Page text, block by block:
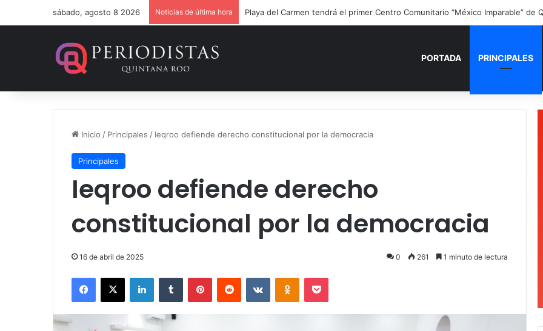
sábado, agosto 8 2026 Noticias de última hora Un verano para recordar: niñas y niños cierran con alegría el curso “Aventuras
PORTADA PRINCIPALES
Inicio / Principales / Ieqroo defiende derecho constitucional por la democracia
Principales
Ieqroo defiende derecho
constitucional por la democracia
16 de abril de 2025 0 261 1 minuto de lectura
Facebook
X LinkedInTumblr PinterestReddit VKontakteOdnoklassniki
Pocket